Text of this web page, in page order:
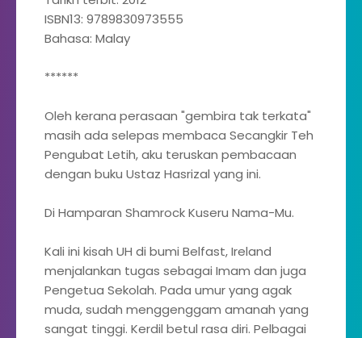
ISBN13: 9789830973555
Bahasa: Malay
******
Oleh kerana perasaan "gembira tak terkata"
masih ada selepas membaca Secangkir Teh
Pengubat Letih, aku teruskan pembacaan
dengan buku Ustaz Hasrizal yang ini.
Di Hamparan Shamrock Kuseru Nama-Mu.
Kali ini kisah UH di bumi Belfast, Ireland
menjalankan tugas sebagai Imam dan juga
Pengetua Sekolah. Pada umur yang agak
muda, sudah menggenggam amanah yang
sangat tinggi. Kerdil betul rasa diri. Pelbagai